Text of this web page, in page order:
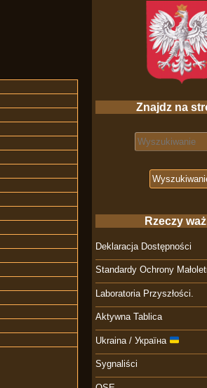
Znajdz na
Search for:
Rzeczy
Deklaracja Dostępności
Standardy Ochrony
Laboratoria Przyszłości.
Aktywna Tablica
Ukraina / Україна
Sygnaliści